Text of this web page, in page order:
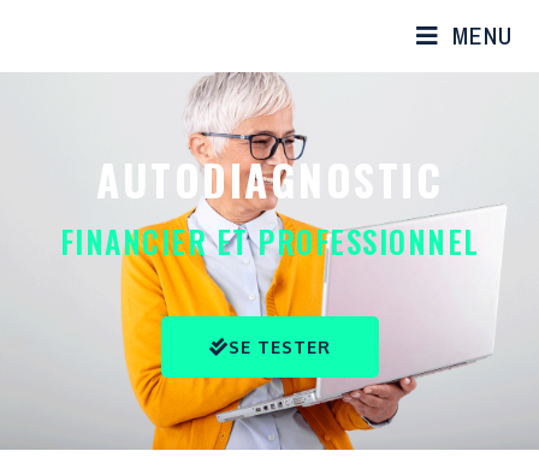
MENU
AUTODIAGNOSTIC
FINANCIER ET PROFESSIONNEL
SE TESTER